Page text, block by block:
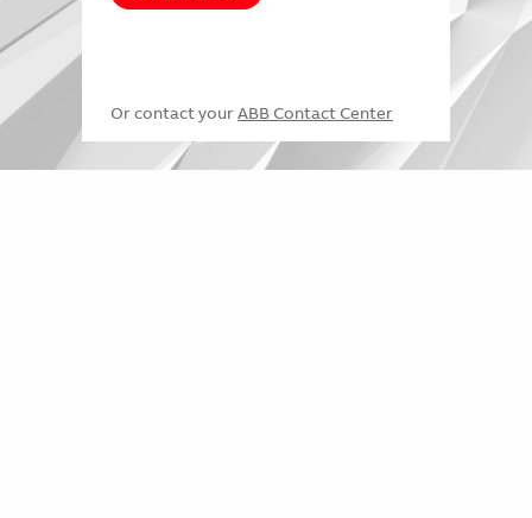
Or contact your ABB Contact Center